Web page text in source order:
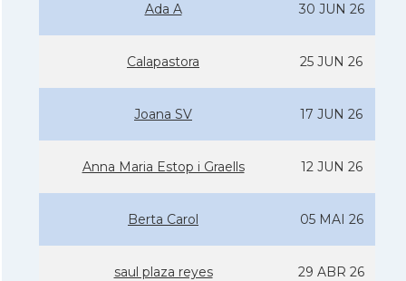
Ada A 30 JUN 26
Calapastora 25 JUN 26
Joana SV 17 JUN 26
Anna Maria Estop i Graells 12 JUN 26
Berta Carol 05 MAI 26
saul plaza reyes 29 ABR 26